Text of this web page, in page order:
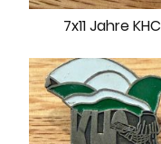
7x11 Jahre KHC